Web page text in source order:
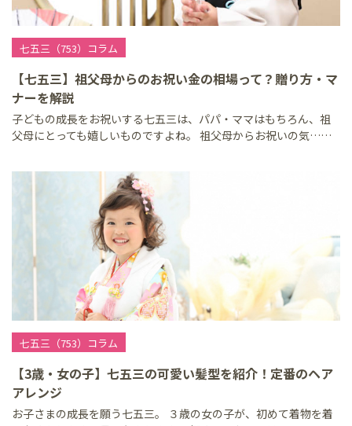
七五三（753）コラム
【七五三】祖父母からのお祝い金の相場って？贈り方・マ
ナーを解説
子どもの成長をお祝いする七五三は、パパ・ママはもちろん、祖
父母にとっても嬉しいものですよね。 祖父母からお祝いの気……
七五三（753）コラム
【3歳・女の子】七五三の可愛い髪型を紹介！定番のヘア
アレンジ
お子さまの成長を願う七五三。 ３歳の女の子が、初めて着物を着